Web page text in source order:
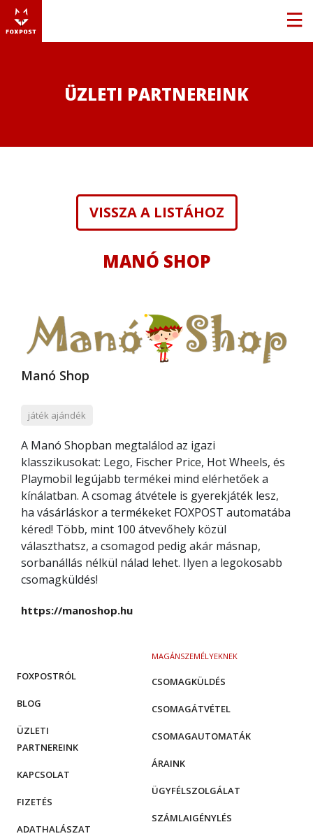
ÜZLETI PARTNEREINK
VISSZA A LISTÁHOZ
MANÓ SHOP
Manó Shop
játék ajándék
A Manó Shopban megtalálod az igazi
klasszikusokat: Lego, Fischer Price, Hot Wheels, és
Playmobil legújabb termékei mind elérhetőek a
kínálatban. A csomag átvétele is gyerekjáték lesz,
ha vásárláskor a termékeket FOXPOST automatába
kéred! Több, mint 100 átvevőhely közül
választhatsz, a csomagod pedig akár másnap,
sorbanállás nélkül nálad lehet. Ilyen a legokosabb
csomagküldés!
https://manoshop.hu
MAGÁNSZEMÉLYEKNEK
CSOMAGKÜLDÉS
CSOMAGÁTVÉTEL
CSOMAGAUTOMATÁK
ÁRAINK
ÜGYFÉLSZOLGÁLAT
SZÁMLAIGÉNYLÉS
FOXPOSTRÓL
BLOG
ÜZLETI
PARTNEREINK
KAPCSOLAT
FIZETÉS
ADATHALÁSZAT